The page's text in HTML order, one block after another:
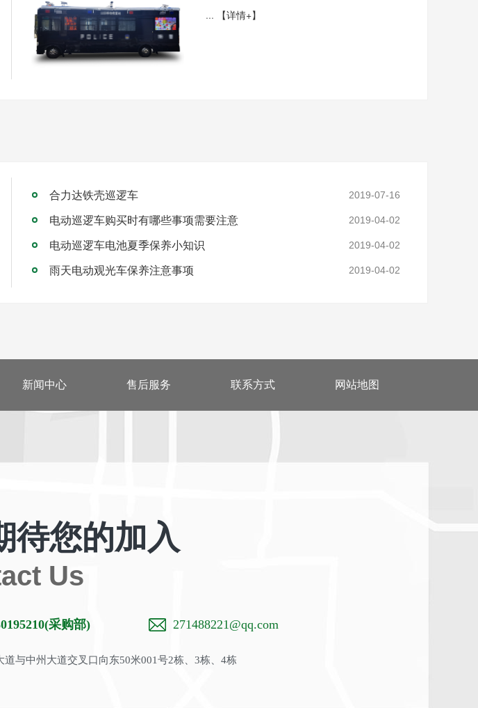
... 【详情+】
合力达铁壳巡逻车 2019-07-16
电动巡逻车购买时有哪些事项需要注意 2019-04-02
电动巡逻车电池夏季保养小知识 2019-04-02
雨天电动观光车保养注意事项 2019-04-02
新闻中心 售后服务 联系方式 网站地图
待您的加入
Us
采购部) 271488221@qq.com
与中州大道交叉口向东50米001号2栋、3栋、4栋